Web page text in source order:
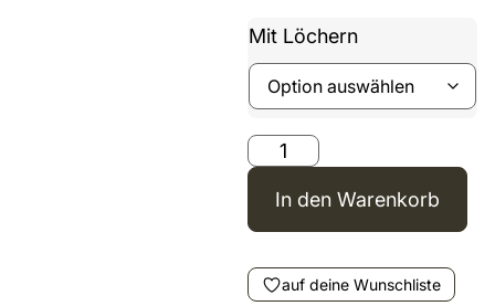
Mit Löchern
In den Warenkorb
auf deine Wunschliste